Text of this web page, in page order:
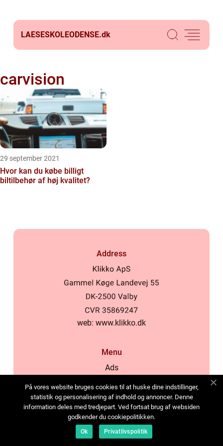
LAESESKOLEODENSE.dk
carvision
29 september 2021
Hvor kan du købe billigt
biltilbehør af høj kvalitet?
Address
web: www.klikko.dk
Menu
Ads
Cookies
Contact
Sitemap
På vores website bruges cookies til at huske dine indstillinger,
statistik og personalisering af indhold og annoncer. Denne
information deles med tredjepart. Ved fortsat brug af websiden
godkender du cookiepolitikken.
Ok Privatlivspolitik